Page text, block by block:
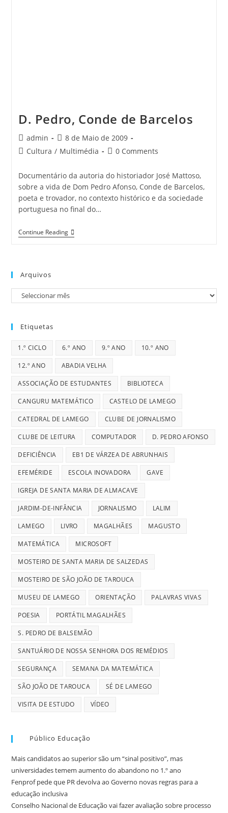
D. Pedro, Conde de Barcelos
Post
author:
admin
Post
published:
8 de Maio de 2009
PostCultura / Multimédia
Post0 Comments
Documentário da autoria do historiador José Mattoso,
sobre a vida de Dom Pedro Afonso, Conde de Barcelos,
poeta e trovador, no contexto histórico e da sociedade
portuguesa no final do…
Continue ReadingD.
Pedro,
Arquivos
Arquivos
Etiquetas
1.º CICLO 6.º ANO 9.º ANO 10.º ANO
12.º ANO ABADIA VELHA
ASSOCIAÇÃO DE ESTUDANTES BIBLIOTECA
CANGURU MATEMÁTICO CASTELO DE LAMEGO
CATEDRAL DE LAMEGO CLUBE DE JORNALISMO
CLUBE DE LEITURA COMPUTADOR D. PEDRO AFONSO
DEFICIÊNCIA EB1 DE VÁRZEA DE ABRUNHAIS
EFEMÉRIDE ESCOLA INOVADORA GAVE
IGREJA DE SANTA MARIA DE ALMACAVE
JARDIM-DE-INFÂNCIA JORNALISMO LALIM
LAMEGO LIVRO MAGALHÃES MAGUSTO
MATEMÁTICA MICROSOFT
MOSTEIRO DE SANTA MARIA DE SALZEDAS
MOSTEIRO DE SÃO JOÃO DE TAROUCA
MUSEU DE LAMEGO ORIENTAÇÃO PALAVRAS VIVAS
POESIA PORTÁTIL MAGALHÃES
S. PEDRO DE BALSEMÃO
SANTUÁRIO DE NOSSA SENHORA DOS REMÉDIOS
SEGURANÇA SEMANA DA MATEMÁTICA
SÃO JOÃO DE TAROUCA SÉ DE LAMEGO
VISITA DE ESTUDO VÍDEO
Público Educação
Mais candidatos ao superior são um “sinal positivo”, mas
universidades temem aumento do abandono no 1.º ano
Fenprof pede que PR devolva ao Governo novas regras para a
educação inclusiva
Conselho Nacional de Educação vai fazer avaliação sobre processo